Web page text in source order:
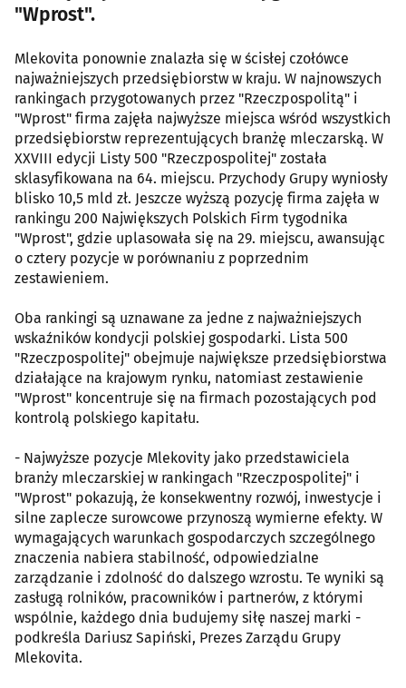
"Wprost".
Mlekovita ponownie znalazła się w ścisłej czołówce
najważniejszych przedsiębiorstw w kraju. W najnowszych
rankingach przygotowanych przez "Rzeczpospolitą" i
"Wprost" firma zajęła najwyższe miejsca wśród wszystkich
przedsiębiorstw reprezentujących branżę mleczarską. W
XXVIII edycji Listy 500 "Rzeczpospolitej" została
sklasyfikowana na 64. miejscu. Przychody Grupy wyniosły
blisko 10,5 mld zł. Jeszcze wyższą pozycję firma zajęła w
rankingu 200 Największych Polskich Firm tygodnika
"Wprost", gdzie uplasowała się na 29. miejscu, awansując
o cztery pozycje w porównaniu z poprzednim
zestawieniem.
Oba rankingi są uznawane za jedne z najważniejszych
wskaźników kondycji polskiej gospodarki. Lista 500
"Rzeczpospolitej" obejmuje największe przedsiębiorstwa
działające na krajowym rynku, natomiast zestawienie
"Wprost" koncentruje się na firmach pozostających pod
kontrolą polskiego kapitału.
- Najwyższe pozycje Mlekovity jako przedstawiciela
branży mleczarskiej w rankingach "Rzeczpospolitej" i
"Wprost" pokazują, że konsekwentny rozwój, inwestycje i
silne zaplecze surowcowe przynoszą wymierne efekty. W
wymagających warunkach gospodarczych szczególnego
znaczenia nabiera stabilność, odpowiedzialne
zarządzanie i zdolność do dalszego wzrostu. Te wyniki są
zasługą rolników, pracowników i partnerów, z którymi
wspólnie, każdego dnia budujemy siłę naszej marki -
podkreśla Dariusz Sapiński, Prezes Zarządu Grupy
Mlekovita.